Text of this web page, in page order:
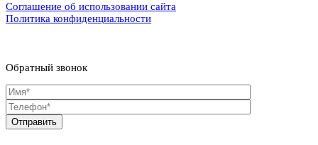
Соглашение об использовании сайта
Политика конфиденциальности
Обратный звонок